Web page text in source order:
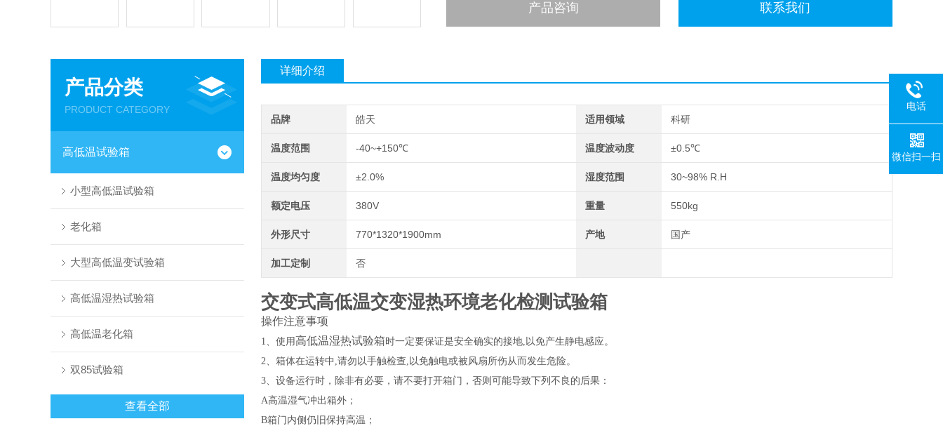
产品咨询 联系我们
产品分类
PRODUCT CATEGORY
高低温试验箱
小型高低温试验箱
老化箱
大型高低温变试验箱
高低温湿热试验箱
高低温老化箱
双85试验箱
查看全部
详细介绍
品牌 皓天 适用领域 科研
温度范围 -40~+150℃ 温度波动度 ±0.5℃
温度均匀度 ±2.0% 湿度范围 30~98% R.H
额定电压 380V 重量 550kg
外形尺寸 770*1320*1900mm 产地 国产
加工定制 否
交变式高低温交变湿热环境老化检测试验箱
操作注意事项
1、使用高低温湿热试验箱时一定要保证是安全确实的接地,以免产生静电感应。
2、箱体在运转中,请勿以手触检查,以免触电或被风扇所伤从而发生危险。
3、设备运行时，除非有必要，请不要打开箱门，否则可能导致下列不良的后果：
A高温湿气冲出箱外；
B箱门内侧仍旧保持高温；
电话
微信扫一扫